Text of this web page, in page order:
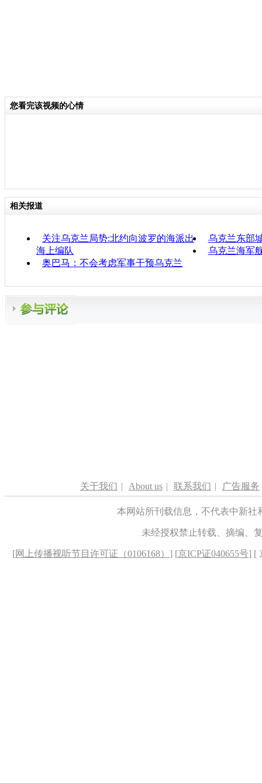
您看完该视频的心情
相关报道
关注乌克兰局势:北约向波罗的海派出
海上编队
乌克兰东部
乌克兰海军
奥巴马：不会考虑军事干预乌克兰
关于我们 | About us | 联系我们 | 广告服务
本网站所刊载信息，不代表中新
未经授权禁止转载、摘编、
[网上传播视听节目许可证（0106168） ] [京ICP证040655号] [